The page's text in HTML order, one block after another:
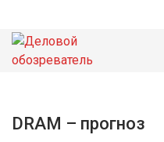
НОВОСТИ
DRAM – прогноз